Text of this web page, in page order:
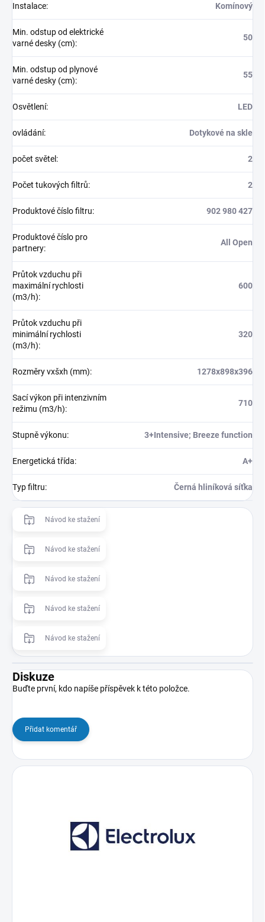
Instalace: Komínový
Min. odstup od elektrické
varné desky (cm):
50
Min. odstup od plynové
varné desky (cm):
55
Osvětlení: LED
ovládání: Dotykové na skle
počet světel : 2
Počet tukových filtrů: 2
Produktové číslo filtru: 902 980 427
Produktové číslo pro
partnery:
All Open
Průtok vzduchu při
maximální rychlosti
(m3/h):
600
Průtok vzduchu při
minimální rychlosti
(m3/h):
320
Rozměry vxšxh (mm): 1278x898x396
Sací výkon při intenzivním
režimu (m3/h):
710
Stupně výkonu: 3+Intensive; Breeze function
Energetická třída: A+
Typ filtru: Černá hliníková síťka
Návod ke stažení
Návod ke stažení
Návod ke stažení
Návod ke stažení
Návod ke stažení
Diskuze
Buďte první, kdo napíše příspěvek k této položce.
Přidat komentář